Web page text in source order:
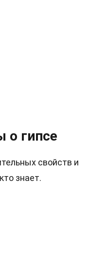
о гипсе
свойств и
знает.